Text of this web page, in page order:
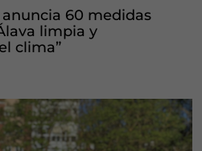
anuncia 60 medidas
limpia y
clima”